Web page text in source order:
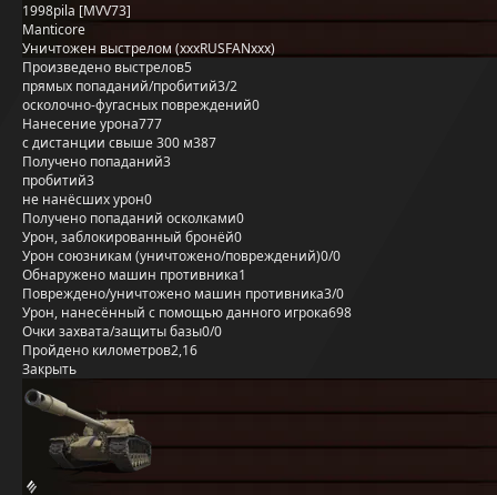
1998pila [MVV73]
Manticore
Уничтожен выстрелом (xxxRUSFANxxx)
Произведено выстрелов5
прямых попаданий/пробитий3/2
осколочно-фугасных повреждений0
Нанесение урона777
с дистанции свыше 300 м387
Получено попаданий3
пробитий3
не нанёсших урон0
Получено попаданий осколками0
Урон, заблокированный бронёй0
Урон союзникам (уничтожено/повреждений)0/0
Обнаружено машин противника1
Повреждено/уничтожено машин противника3/0
Урон, нанесённый с помощью данного игрока698
Очки захвата/защиты базы0/0
Пройдено километров2,16
Закрыть